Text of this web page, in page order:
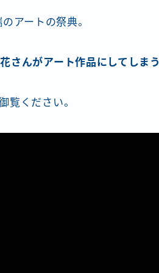
アートの祭典。
さんがアート作品にしてしまう
覧ください。